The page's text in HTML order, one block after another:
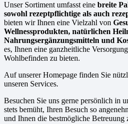
Unser Sortiment umfasst eine breite
sowohl rezeptpflichtige als auch
bieten wir Ihnen eine Vielzahl von
Wellnessprodukten, natürlichen
Nahrungsergänzungsmitteln und
es, Ihnen eine ganzheitliche
Wohlbefinden zu bieten.
Auf unserer Homepage finden Sie
unseren Services.
Besuchen Sie uns gerne persönlich in
stets bemüht, Ihren Besuch so
und Ihnen die bestmögliche Betreuung